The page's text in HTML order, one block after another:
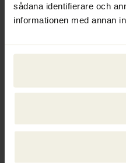
sådana identifierare och
informationen med annan